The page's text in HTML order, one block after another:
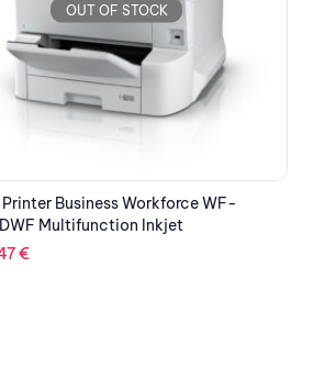
OUT OF STOCK
Printer L3266 Multifunction Inkjet ITS
€